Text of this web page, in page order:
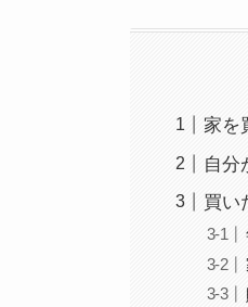
家を
自分
買い